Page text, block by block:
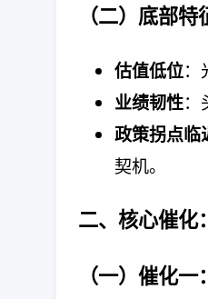
（二）底部
估值低位：
业绩韧性：
政策拐点临
契机。
二、核心催化：
（一）催化一：